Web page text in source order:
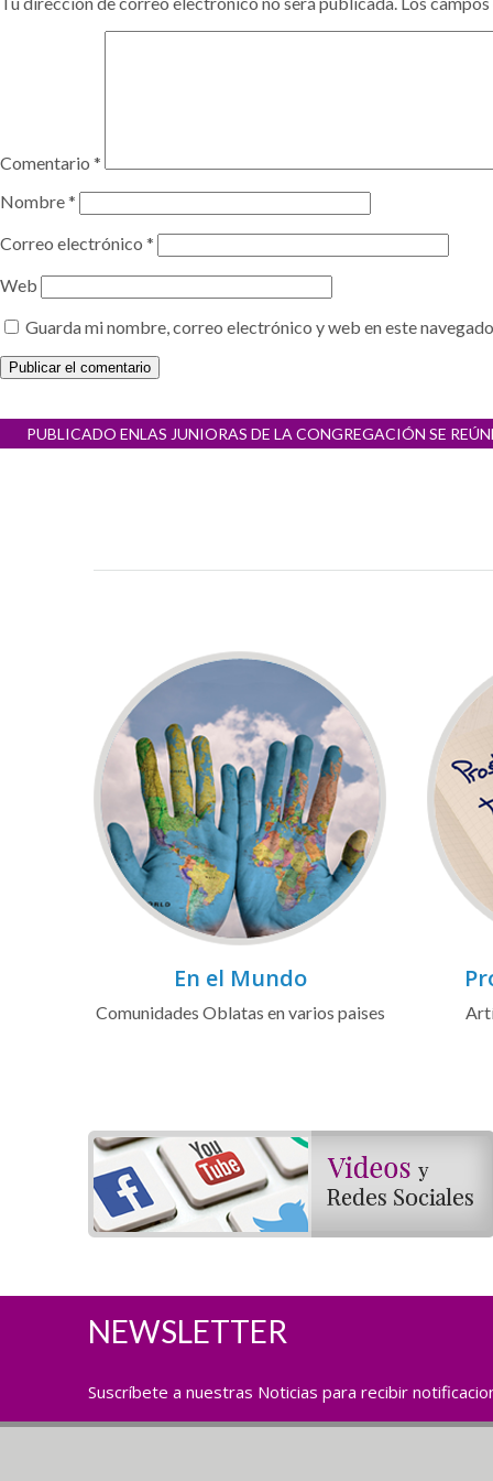
Comentario *
Nombre*
Correo electrónico *
Web
Guarda mi nombre, correo electrónico y web en este
Navegación
de
PUBLICADO ENLAS JUNIORAS DE LA CONGREGACIÓN SE
En el Mundo
Comunidades Oblatas en varios paises
NEWSLETTER
Suscríbete a nuestras Noticias para recibir